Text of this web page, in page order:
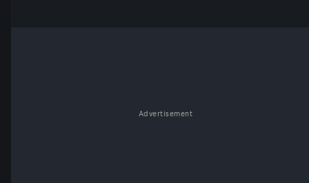
Advertisement